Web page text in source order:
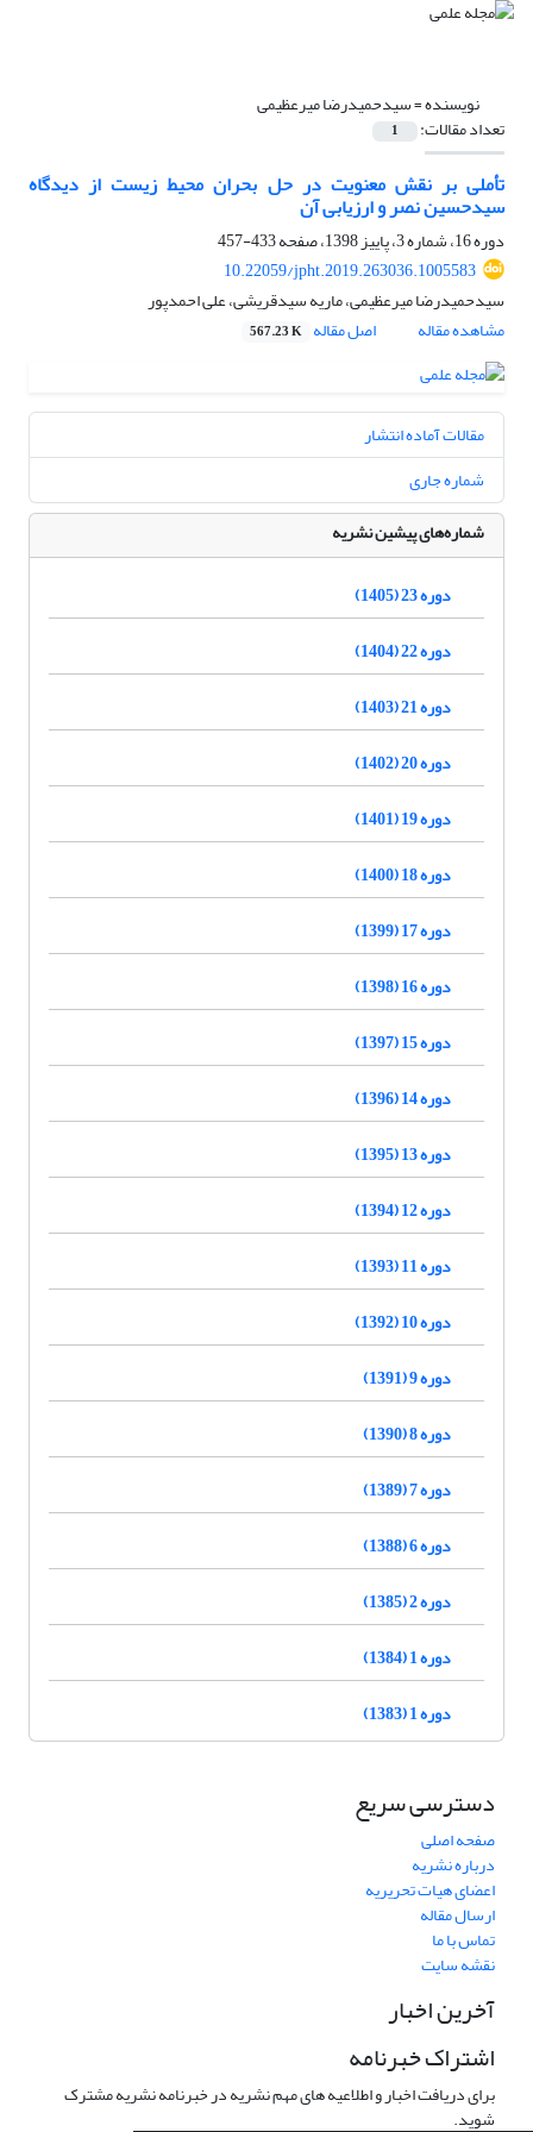
نویسنده =سیدحمیدرضا میرعظیمی
تعداد مقالات: 1
تأملی بر نقش معنویت در حل بحران محیط زیست از دیدگاه
سیدحسین نصر و ارزیابی آن
دوره 16، شماره 3، پاییز 1398، صفحه
433-457
10.22059/jpht.2019.263036.1005583
سیدحمیدرضا میرعظیمی، ماریه سیدقریشی، علی احمدپور
مشاهده مقاله
اصل مقاله 567.23 K
مقالات آماده انتشار
شماره جاری
شماره‌های پیشین نشریه
دوره 23 (1405)
دوره 22 (1404)
دوره 21 (1403)
دوره 20 (1402)
دوره 19 (1401)
دوره 18 (1400)
دوره 17 (1399)
دوره 16 (1398)
دوره 15 (1397)
دوره 14 (1396)
دوره 13 (1395)
دوره 12 (1394)
دوره 11 (1393)
دوره 10 (1392)
دوره 9 (1391)
دوره 8 (1390)
دوره 7 (1389)
دوره 6 (1388)
دوره 2 (1385)
دوره 1 (1384)
دوره 1 (1383)
دسترسی سریع
صفحه اصلی
درباره نشریه
اعضای هیات تحریریه
ارسال مقاله
تماس با ما
نقشه سایت
آخرین اخبار
اشتراک خبرنامه
برای دریافت اخبار و اطلاعیه های مهم نشریه در خبرنامه نشریه مشترک
شوید.